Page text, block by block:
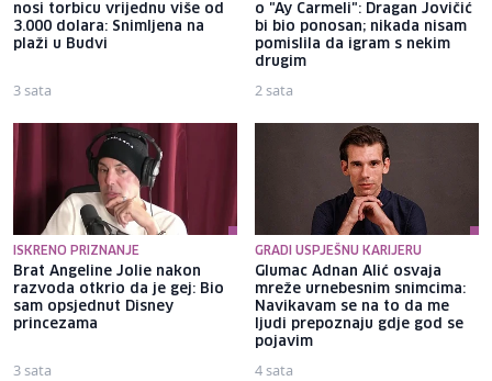
nosi torbicu vrijednu više od
3.000 dolara: Snimljena na
plaži u Budvi
3 sata
o "Ay Carmeli": Dragan Jovičić
bi bio ponosan; nikada nisam
pomislila da igram s nekim
drugim
2 sata
ISKRENO PRIZNANJE
Brat Angeline Jolie nakon
razvoda otkrio da je gej: Bio
sam opsjednut Disney
princezama
3 sata
GRADI USPJEŠNU KARIJERU
Glumac Adnan Alić osvaja
mreže urnebesnim snimcima:
Navikavam se na to da me
ljudi prepoznaju gdje god se
pojavim
4 sata